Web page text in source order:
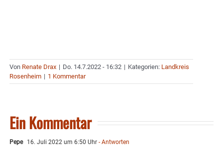
Von Renate Drax | Do. 14.7.2022 - 16:32 | Kategorien: Landkreis
Rosenheim | 1 Kommentar
Ein Kommentar
Pepe 16. Juli 2022 um 6:50 Uhr - Antworten